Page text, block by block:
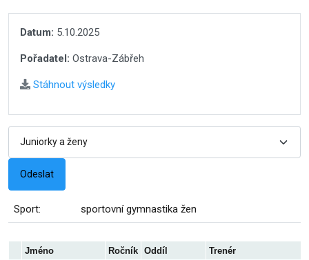
Datum: 5.10.2025
Pořadatel: Ostrava-Zábřeh
Stáhnout výsledky
Sport: sportovní gymnastika žen
Jméno Ročník Oddíl
Trenér